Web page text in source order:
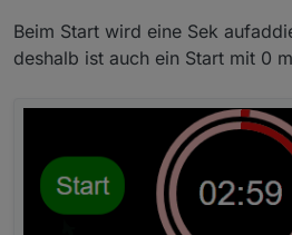
Beim Start wird eine Sek
deshalb ist auch ein Start mit 0